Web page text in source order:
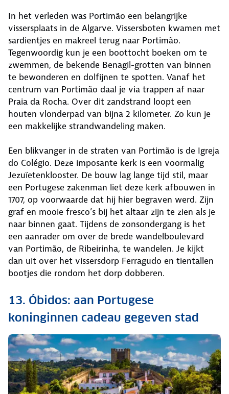
In het verleden was Portimão een belangrijke
vissersplaats in de Algarve. Vissersboten kwamen met
sardientjes en makreel terug naar Portimão.
Tegenwoordig kun je een boottocht boeken om te
zwemmen, de bekende Benagil-grotten van binnen
te bewonderen en dolfijnen te spotten. Vanaf het
centrum van Portimão daal je via trappen af naar
Praia da Rocha. Over dit zandstrand loopt een
houten vlonderpad van bijna 2 kilometer. Zo kun je
een makkelijke strandwandeling maken.
Een blikvanger in de straten van Portimão is de Igreja
do Colégio. Deze imposante kerk is een voormalig
Jezuïetenklooster. De bouw lag lange tijd stil, maar
een Portugese zakenman liet deze kerk afbouwen in
1707, op voorwaarde dat hij hier begraven werd. Zijn
graf en mooie fresco’s bij het altaar zijn te zien als je
naar binnen gaat. Tijdens de zonsondergang is het
een aanrader om over de brede wandelboulevard
van Portimão, de Ribeirinha, te wandelen. Je kijkt
dan uit over het vissersdorp Ferragudo en tientallen
bootjes die rondom het dorp dobberen.
13. Óbidos: aan Portugese
koninginnen cadeau gegeven stad